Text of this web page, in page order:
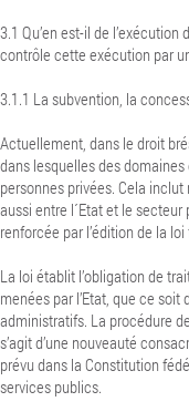
3.1 Qu’en est-il de
contrôle cette exécution par
3.1.1 La subvention, la
Actuellement, dans le droit
dans lesquelles des
personnes privées. Cela
aussi entre l´Etat et le
renforcée par l’édition de la
La loi établit l’obligation de
menées par l’Etat, que ce
administratifs. La procédure
s’agit d’une nouveauté
prévu dans la Constitution
services publics.